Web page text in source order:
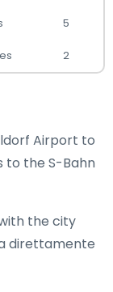
5
2
Airport to
to the S-Bahn
the city
direttamente